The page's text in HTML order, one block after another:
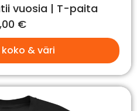
vuosia | T-paita
€
& väri